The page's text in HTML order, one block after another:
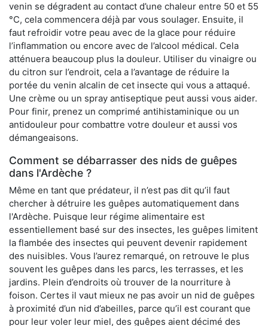
venin se dégradent au contact d’une chaleur entre 50 et 55
°C, cela commencera déjà par vous soulager. Ensuite, il
faut refroidir votre peau avec de la glace pour réduire
l’inflammation ou encore avec de l’alcool médical. Cela
atténuera beaucoup plus la douleur. Utiliser du vinaigre ou
du citron sur l’endroit, cela a l’avantage de réduire la
portée du venin alcalin de cet insecte qui vous a attaqué.
Une crème ou un spray antiseptique peut aussi vous aider.
Pour finir, prenez un comprimé antihistaminique ou un
antidouleur pour combattre votre douleur et aussi vos
démangeaisons.
Comment se débarrasser des nids de guêpes
dans l'Ardèche ?
Même en tant que prédateur, il n’est pas dit qu’il faut
chercher à détruire les guêpes automatiquement dans
l'Ardèche. Puisque leur régime alimentaire est
essentiellement basé sur des insectes, les guêpes limitent
la flambée des insectes qui peuvent devenir rapidement
des nuisibles. Vous l’aurez remarqué, on retrouve le plus
souvent les guêpes dans les parcs, les terrasses, et les
jardins. Plein d’endroits où trouver de la nourriture à
foison. Certes il vaut mieux ne pas avoir un nid de guêpes
à proximité d’un nid d’abeilles, parce qu’il est courant que
pour leur voler leur miel, des guêpes aient décimé des